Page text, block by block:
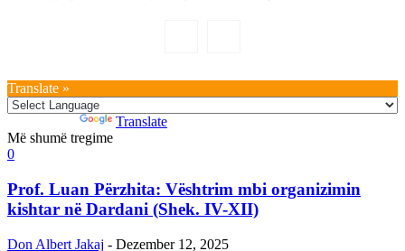
Translate »
Translate
Më shumë tregime
0
Prof. Luan Përzhita: Vështrim mbi organizimin
kishtar në Dardani (Shek. IV-XII)
Don Albert Jakaj - Dezember 12, 2025